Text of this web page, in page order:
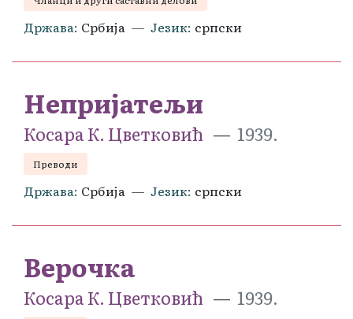
Држава Србија Језик српски
Непријатељи
Косара К. Цветковић 1939.
Преводи
Држава Србија Језик српски
Верочка
Косара К. Цветковић 1939.